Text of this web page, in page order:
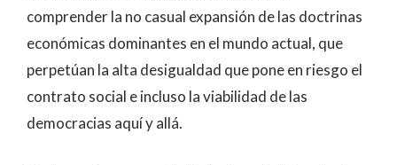
comprender la no casual expansión de las doctrinas
económicas dominantes en el mundo actual, que
perpetúan la alta desigualdad que pone en riesgo el
contrato social e incluso la viabilidad de las
democracias aquí y allá.